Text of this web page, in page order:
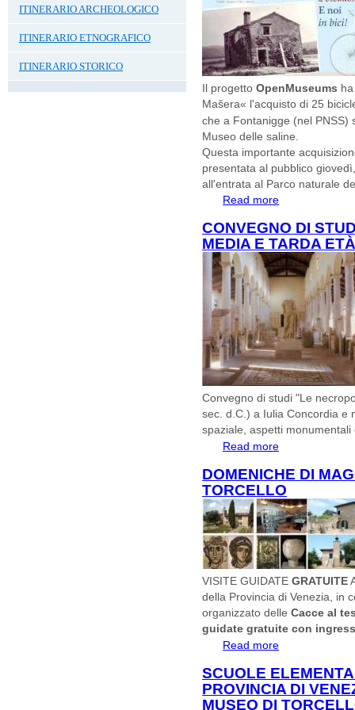
ITINERARIO ARCHEOLOGICO
ITINERARIO ETNOGRAFICO
ITINERARIO STORICO
Il progettoOpenMuseums
Mašera« l'acquisto di 25
che a Fontanigge (nel PNSS)
Museo delle saline.
Questa importante
presentata al pubblico
all'entrata al Parco naturale
Read more
CONVEGNO DI
MEDIA E TARDA
Convegno di studi "Le
sec. d.C.) a Iulia Concordia e
spaziale, aspetti
Read more
DOMENICHE DI
TORCELLO
VISITE GUIDATEGRATUITE
della Provincia di Venezia, in
organizzato delleCacce al
guidate gratuite con
Read more
SCUOLE
PROVINCIA DI
MUSEO DI